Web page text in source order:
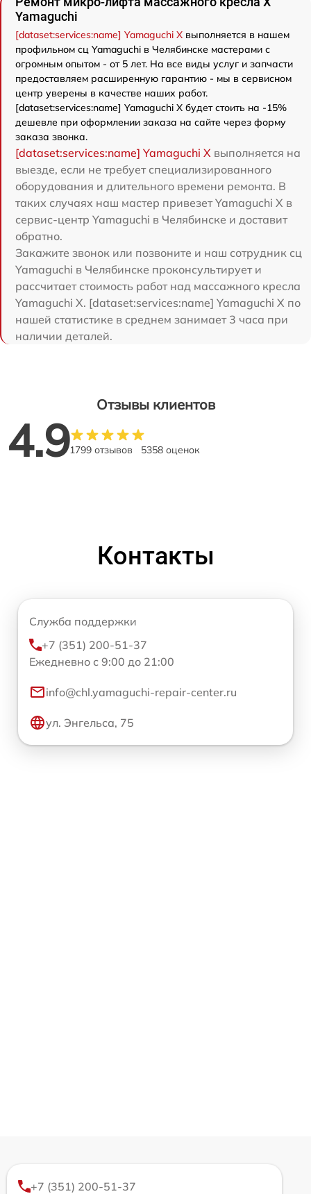
Yamaguchi
[dataset:services:name] Yamaguchi X выполняется в нашем
профильном сц Yamaguchi в Челябинске мастерами с
огромным опытом - от 5 лет. На все виды услуг и запчасти
предоставляем расширенную гарантию - мы в сервисном
центр уверены в качестве наших работ.
[dataset:services:name] Yamaguchi X будет стоить на -15%
дешевле при оформлении заказа на сайте через форму
заказа звонка.
[dataset:services:name] Yamaguchi X выполняется на
выезде, если не требует специализированного
оборудования и длительного времени ремонта. В
таких случаях наш мастер привезет Yamaguchi X в
сервис-центр Yamaguchi в Челябинске и доставит
обратно.
Закажите звонок или позвоните и наш сотрудник сц
Yamaguchi в Челябинске проконсультирует и
рассчитает стоимость работ над массажного кресла
Yamaguchi X. [dataset:services:name] Yamaguchi X по
нашей статистике в среднем занимает 3 часа при
наличии деталей.
Отзывы клиентов
4.91799 отзывов 5358 оценок
Контакты
Служба поддержки
+7 (351) 200-51-37
Ежедневно с 9:00 до 21:00
info@chl.yamaguchi-repair-center.ru
ул. Энгельса, 75
+7 (351) 200-51-37